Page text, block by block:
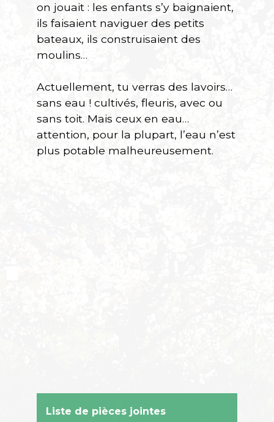
on jouait : les enfants s’y baignaient,
ils faisaient naviguer des petits
bateaux, ils construisaient des
moulins…
Actuellement, tu verras des lavoirs…
sans eau ! cultivés, fleuris, avec ou
sans toit. Mais ceux en eau…
attention, pour la plupart, l’eau n’est
plus potable malheureusement.
Liste de pièces jointes